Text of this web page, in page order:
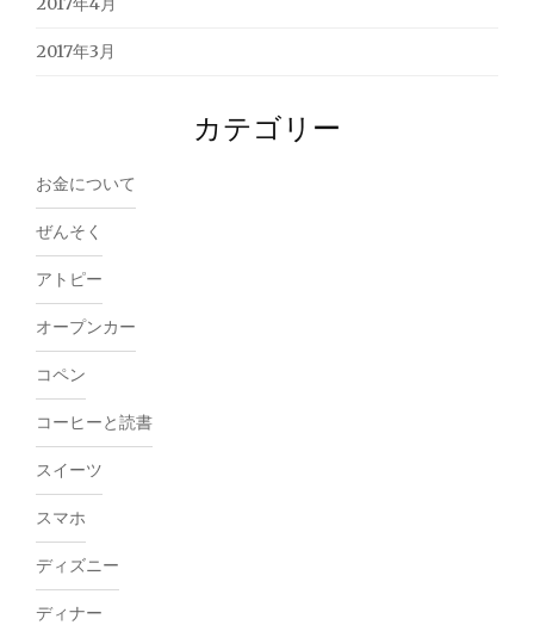
2017年3月
カテゴリー
お金について
ぜんそく
アトピー
オープンカー
コペン
コーヒーと読書
スイーツ
スマホ
ディズニー
ディナー